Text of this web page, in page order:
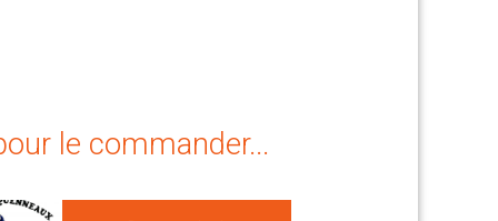
mijoter 20
de poulet
le commander...